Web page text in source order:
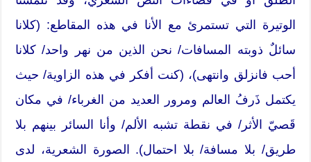
الوتيرة التي تستمرئ مع الأنا في هذه المقاطع: (كلانا
سائلٌ ذوبته المسافات/ نحن الذين من نهر واحد/ كلانا
أحب فانزلق وانتهى)، (كنت أفكر في هذه الزاوية/ حيث
يكتمل ذَرفُ العالم ومرور العديد من الغرباء/ في مكان
قَصيّ الأثر/ في نقطة تشبه الألم/ وأنا السائر بينهم بلا
طريق/ بلا مسافة/ بلا احتمال). الصورة الشعرية، لدى